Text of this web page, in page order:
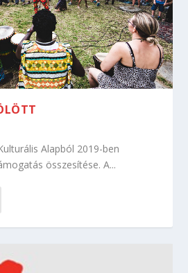
Alapból 2019-ben
összesítése. A...